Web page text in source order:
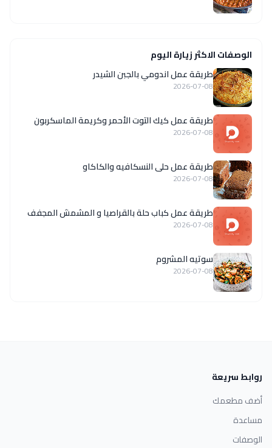
الوصفات الاكثر زيارة اليوم
طريقة عمل اندومي بالجبن الشيدر
2026-07-08
طريقة عمل كيك التوت الأحمر وكريمة الماسكربون
2026-07-08
طريقة عمل حلى النسكافيه والكاكاو
2026-07-08
طريقة عمل كباب حلة بالقراصيا و المشمش المجفف
2026-07-08
سوتيه المشروم
2026-07-08
روابط سريعة
أضف مطعمك
مساعدة
الوصفات